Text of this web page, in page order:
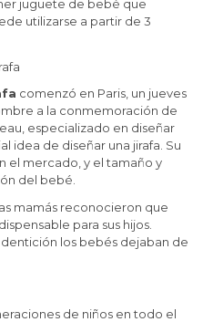
juguete de bebé que
utilizarse a partir de 3
comenzó en Paris, un jueves
a la conmemoración de
especializado en diseñar
idea de diseñar una jirafa. Su
el mercado, y el tamaño y
del bebé.
mamás reconocieron que
para sus hijos.
los bebés dejaban de
de niños en todo el